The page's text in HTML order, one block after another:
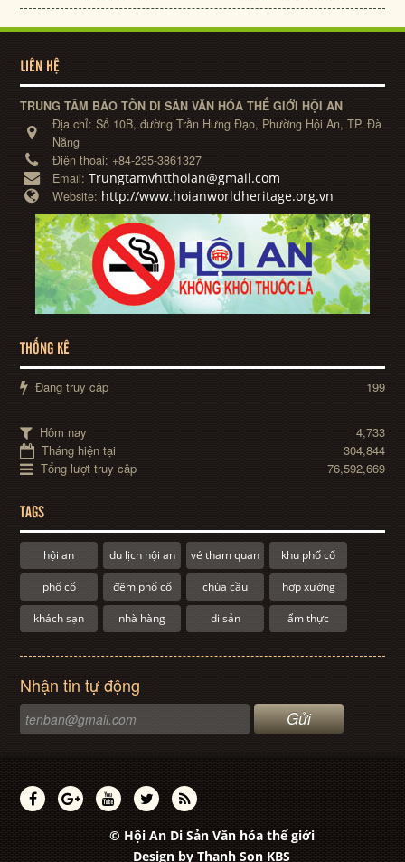
LIÊN HỆ
TRUNG TÂM BẢO TỒN DI SẢN VĂN HÓA THẾ GIỚI HỘI AN
Địa chỉ:Số 10B, đường Trần Hưng Đạo, Phường Hội An, TP. Đà
Nẵng
Điện thoại: +84-235-3861327
Email:Trungtamvhtthoian@gmail.com
Website: http://www.hoianworldheritage.org.vn
THỐNG KÊ
Đang truy cập 199
Hôm nay
4,733
Tháng hiện tại
304,844
Tổng lượt truy cập
76,592,669
TAGS
hội an du lịch hội an vé tham quan khu phố cổ
phố cổ đêm phố cổ chùa cầu hợp xướng
khách sạn nhà hàng di sản ẩm thực
Nhận tin tự động
© Hội An Di Sản Văn hóa thế giới
Design by Thanh Son KBS